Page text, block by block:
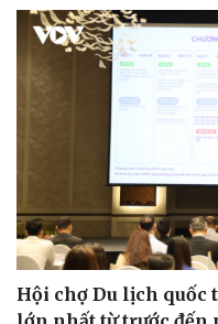
Hội chợ Du lịch quốc